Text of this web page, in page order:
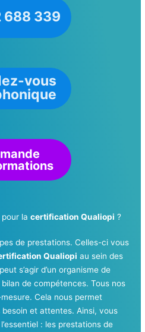
688 339
vous
pour lacertification Qualiopi ?
de prestations. Celles-ci vous
Qualiopi au sein des
s’agir d’un organisme de
de compétences. Tous nos
Cela nous permet
et attentes. Ainsi, vous
: les prestations de